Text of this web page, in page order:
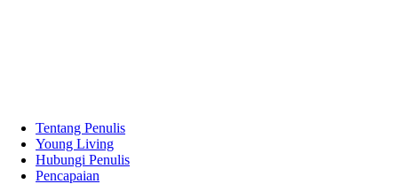
Tentang Penulis
Young Living
Hubungi Penulis
Pencapaian